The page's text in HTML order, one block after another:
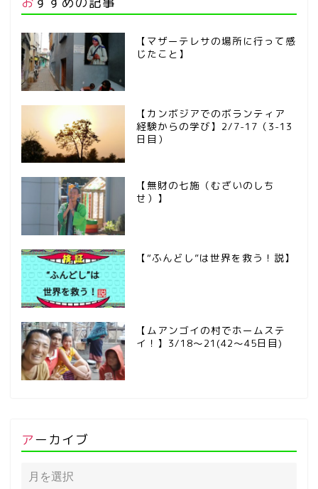
【マザーテレサの場所に行って感
じたこと】
【カンボジアでのボランティア
経験からの学び】2/7-17（3-13
日目）
【無財の七施（むざいのしち
せ）】
【“ふんどし”は世界を救う！説】
【ムアンゴイの村でホームステ
イ！】3/18～21(42～45日目)
アーカイブ